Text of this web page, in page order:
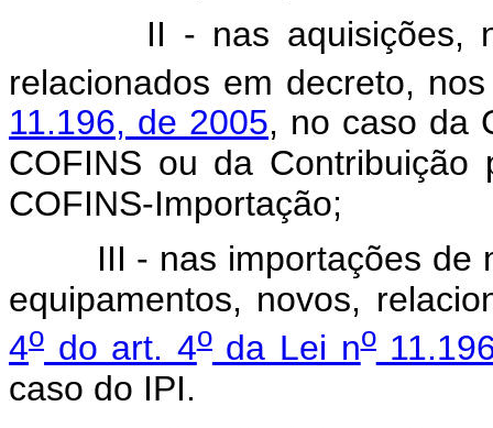
II - nas aquisições, no
relacionados em decreto,
11.196, de 2005, no caso da
COFINS ou da Contribuição
COFINS-Importação;
III - nas importações de
equipamentos, novos,
4o do art. 4oda Lei no
caso do IPI.